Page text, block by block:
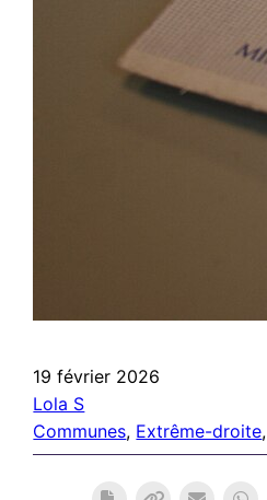
19 février 2026
Lola S
Communes, Extrême-droite,